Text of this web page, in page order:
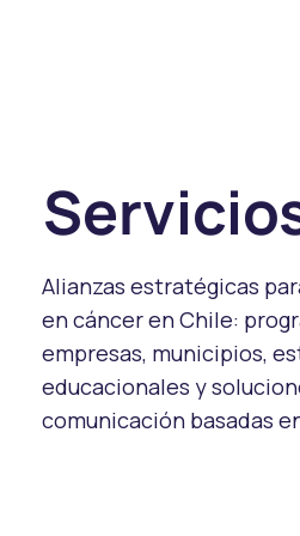
Alianzas estratégicas
en cáncer en Chile:
empresas, municipios,
educacionales y
comunicación basadas